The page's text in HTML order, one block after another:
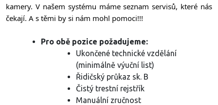
kamery. V našem systému máme seznam servisů, které nás
čekají. A s těmi by si nám mohl pomoci!!!
Pro obě pozice požadujeme:
Ukončené technické vzdělání
(minimálně výuční list)
Řidičský průkaz sk. B
Čistý trestní rejstřík
Manuální zručnost